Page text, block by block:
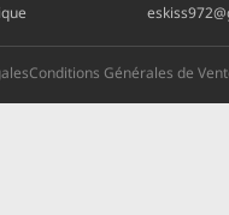
Conditions Générales de